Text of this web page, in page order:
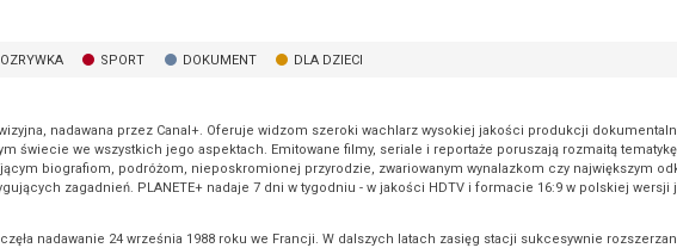
SPORT DOKUMENT DLA DZIECI
nadawana przez Canal+. Oferuje widzom szeroki wachlarz wysokiej jakości produkcji
świecie we wszystkich jego aspektach. Emitowane filmy, seriale i reportaże poruszają rozmaitą
biografiom, podróżom, nieposkromionej przyrodzie, zwariowanym wynalazkom czy największym
zagadnień. PLANETE+ nadaje 7 dni w tygodniu - w jakości HDTV i formacie 16:9 w polskiej wersji
nadawanie 24 września 1988 roku we Francji. W dalszych latach zasięg stacji sukcesywnie